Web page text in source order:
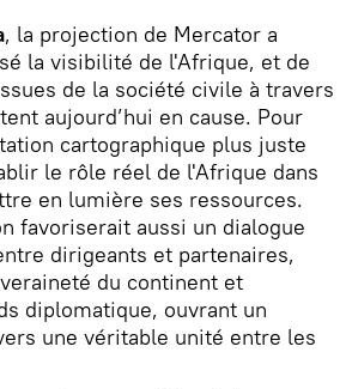
, la projection de Mercator a
la visibilité de l'Afrique, et de
de la société civile à travers
aujourd’hui en cause. Pour
cartographique plus juste
le rôle réel de l'Afrique dans
en lumière ses ressources.
favoriserait aussi un dialogue
dirigeants et partenaires,
du continent et
diplomatique, ouvrant un
une véritable unité entre les